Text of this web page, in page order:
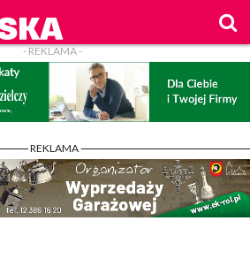
- REKLAMA -
- REKLAMA -